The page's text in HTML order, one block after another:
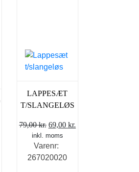
LAPPESÆT
T/SLANGELØS
79,00kr. Den
oprindelige
pris
var:
69,00 kr.
inkl. moms
Varenr:
267020020